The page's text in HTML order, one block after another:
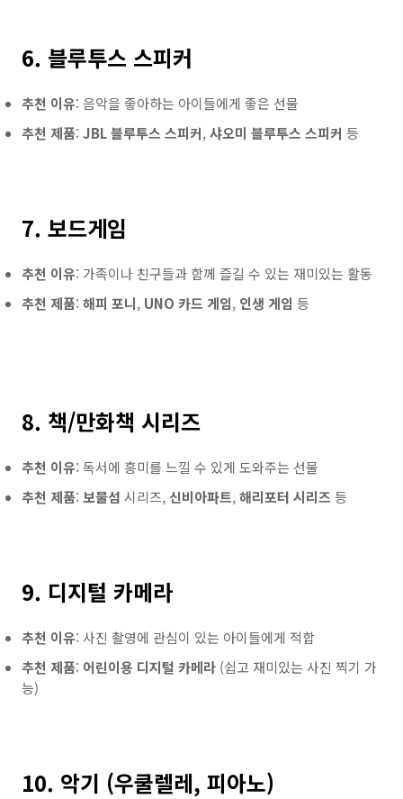
6. 블루투스 스피커
추천 이유: 음악을 좋아하는 아이들에게 좋은 선물
추천 제품: JBL 블루투스 스피커, 샤오미 블루투스 스피커 등
7. 보드게임
추천 이유: 가족이나 친구들과 함께 즐길 수 있는 재미있는 활동
추천 제품: 해피 포니, UNO 카드 게임, 인생 게임 등
8. 책/만화책 시리즈
추천 이유: 독서에 흥미를 느낄 수 있게 도와주는 선물
추천 제품: 보물섬 시리즈, 신비아파트, 해리포터 시리즈 등
9. 디지털 카메라
추천 이유: 사진 촬영에 관심이 있는 아이들에게 적합
추천 제품: 어린이용 디지털 카메라 (쉽고 재미있는 사진 찍기 가
능)
10. 악기 (우쿨렐레, 피아노)